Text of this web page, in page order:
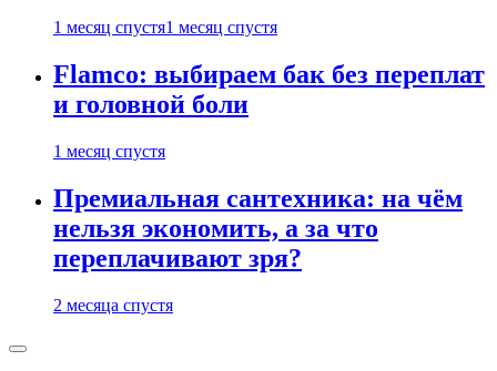
1 месяц спустя1 месяц спустя
Flamco: выбираем бак без переплат
и головной боли
1 месяц спустя
Премиальная сантехника: на чём
нельзя экономить, а за что
переплачивают зря?
2 месяца спустя